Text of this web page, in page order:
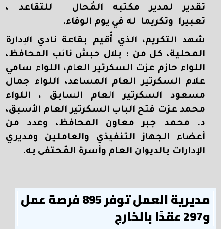
تقدير لمدير مكتبه المُحال للتقاعد ،
تعبيرا وتكريما له في يوم الوفاء.
شهد التكريم، الذي أُقيم بقاعة نادي الإدارة
المحلية، كل من : بلال حبش نائب المحافظ،
اللواء حازم عزت السكرتير العام، اللواء سامي
علام السكرتير العام المساعد، اللواء جمال
مسعود السكرتير العام السابق ، اللواء
محمد عزت فتح الباب السكرتير العام الأسبق،
د. محمد جبر معاون المحافظ، وعدد من
أعضاء الجهاز التنفيذي والعاملين ومديري
الإدارات بالديوان العام وأسرة المُحتفى به.
مديرية العمل توفر 895 فرصة عمل
و297 عقدًا بالخارج